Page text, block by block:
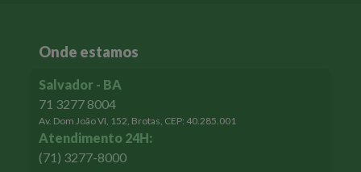
Onde estamos
Salvador - BA
71 3277 8004
Av. Dom João VI, 152, Brotas, CEP: 40.285.001
Atendimento 24H:
(71) 3277-8000